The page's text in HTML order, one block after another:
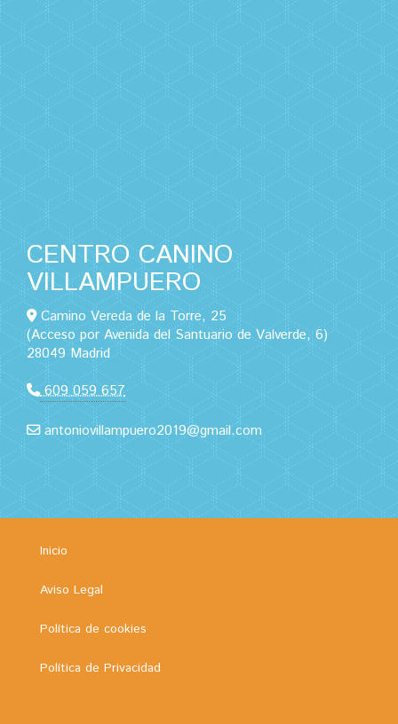
CENTRO CANINO
VILLAMPUERO
Camino Vereda de la Torre, 25
(Acceso por Avenida del Santuario de Valverde, 6)
28049 Madrid
609 059 657
antoniovillampuero2019@gmail.com
Inicio
Aviso Legal
Política de cookies
Política de Privacidad